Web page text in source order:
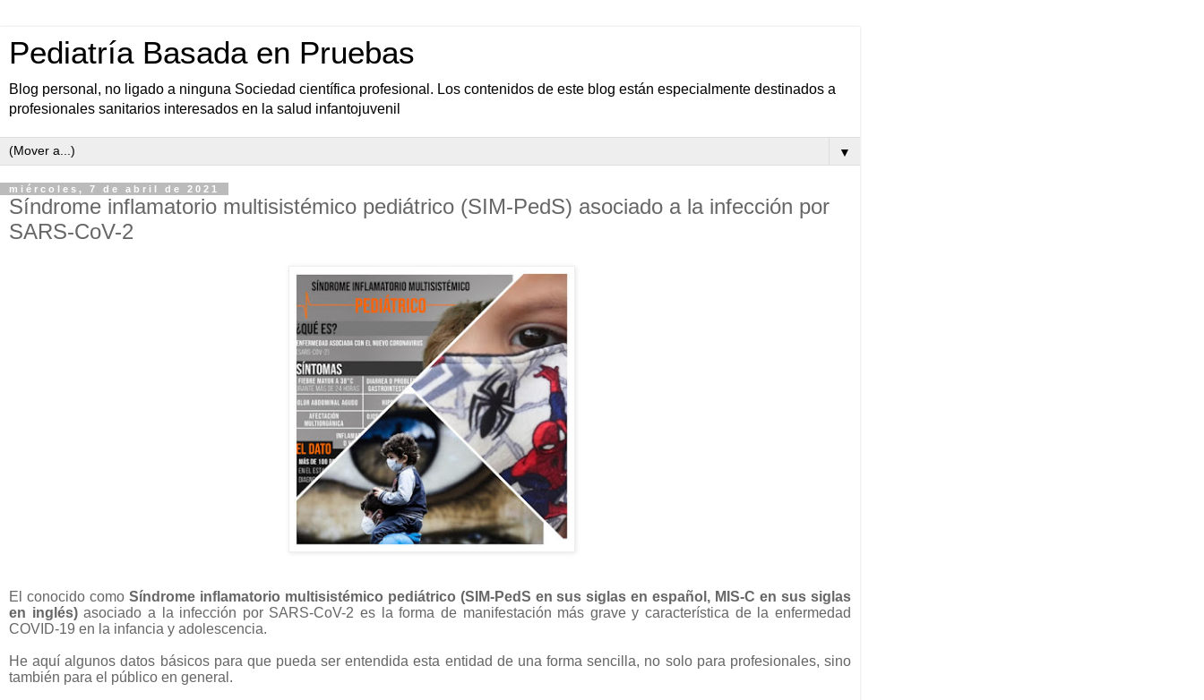
Pediatría Basada en Pruebas
Blog personal, no ligado a ninguna Sociedad científica profesional. Los contenidos de este blog están especialmente destinados a
profesionales sanitarios interesados en la salud infantojuvenil
▼
miércoles, 7 de abril de 2021
Síndrome inflamatorio multisistémico pediátrico (SIM-PedS) asociado a la infección por
SARS-CoV-2
El conocido como Síndrome inflamatorio multisistémico pediátrico (SIM-PedS en sus siglas en español, MIS-C en sus siglas
en inglés)asociado a la infección por SARS-CoV-2 es la forma de manifestación más grave y característica de la enfermedad
COVID-19 en la infancia y adolescencia.
He aquí algunos datos básicos para que pueda ser entendida esta entidad de una forma sencilla, no solo para profesionales, sino
también para el público en general.